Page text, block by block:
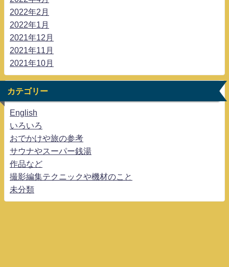
2022年2月
2022年1月
2021年12月
2021年11月
2021年10月
カテゴリー
English
いろいろ
おでかけや旅の参考
サウナやスーパー銭湯
作品など
撮影編集テクニックや機材のこと
未分類